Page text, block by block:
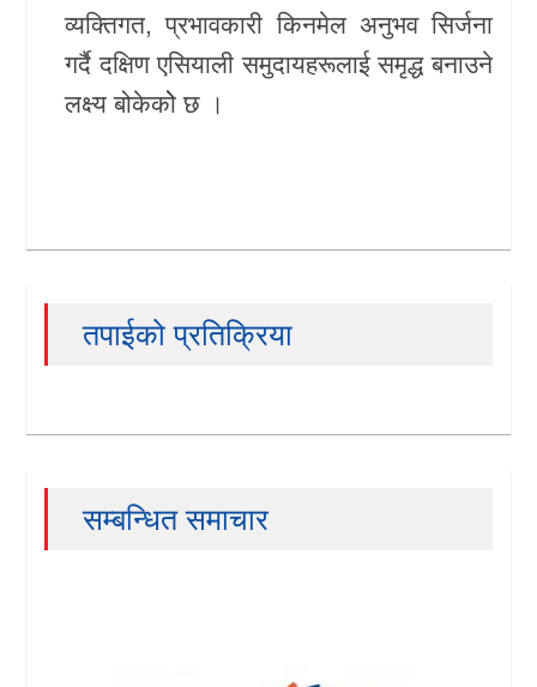
व्यक्तिगत, प्रभावकारी किनमेल अनुभव सिर्जना
गर्दै दक्षिण एसियाली समुदायहरूलाई समृद्ध बनाउने
लक्ष्य बोकेकोे छ ।
तपाईको प्रतिक्रिया
सम्बन्धित समाचार